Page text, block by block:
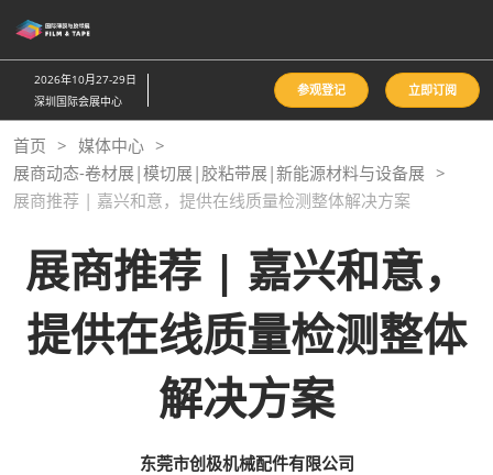
接
跳
至
内
容
2026年10月27-29日
深圳国际会展中心
参观登记 立即订阅
首页
媒体中心
展商动态-卷材展|模切展|胶粘带展|新能源材料与设备展
展商推荐 | 嘉兴和意，提供在线质量检测整体解决方案
展商推荐 | 嘉兴和意，
提供在线质量检测整体
解决方案
东莞市创极机械配件有限公司